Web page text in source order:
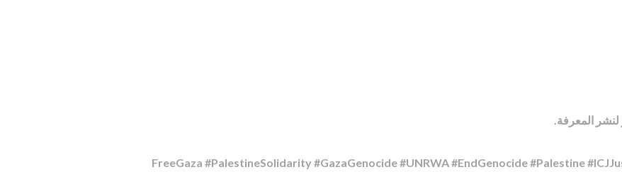
لنشر المعرفة.
#FreeGaza #PalestineSolidarity #GazaGenocide #UNRWA #EndGenocide #Palestine